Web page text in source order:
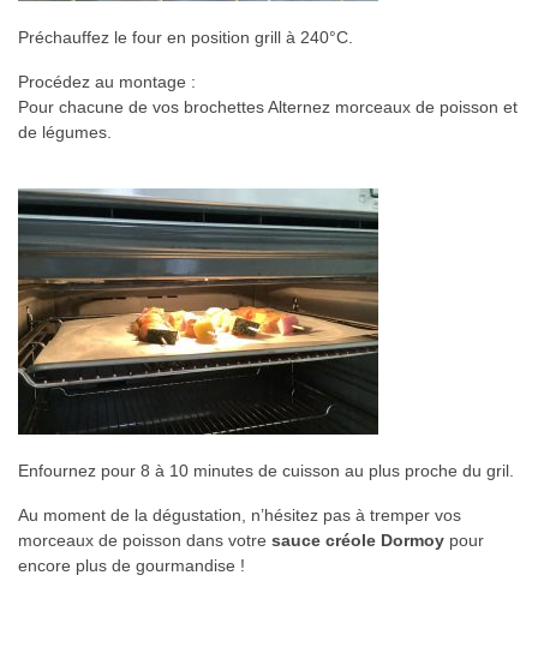
Préchauffez le four en position grill à 240°C.
Procédez au montage :
Pour chacune de vos brochettes Alternez morceaux de poisson et
de légumes.
Enfournez pour 8 à 10 minutes de cuisson au plus proche du gril.
Au moment de la dégustation, n’hésitez pas à tremper vos
morceaux de poisson dans votre sauce créole Dormoy pour
encore plus de gourmandise !